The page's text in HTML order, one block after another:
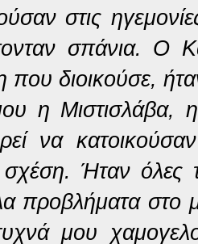
στις
σπάνια. Ο
διοικούσε,
η Μιστισλάβα,
να
σχέση. Ήταν όλες
προβλήματα
μου